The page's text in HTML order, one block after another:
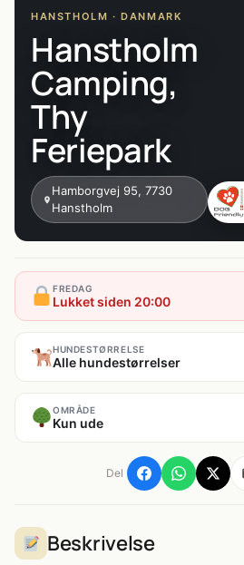
HANSTHOLM · DANMARK
Hanstholm
Camping,
Thy
Feriepark
Hamborgvej 95, 7730
Hanstholm
FREDAG
Lukket siden 20:00
HUNDESTØRRELSE
Alle hundestørrelser
OMRÅDE
Kun ude
Del
Beskrivelse